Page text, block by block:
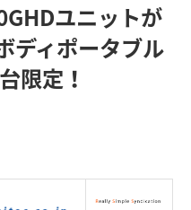
ユニットが
ディポータブル
限定！